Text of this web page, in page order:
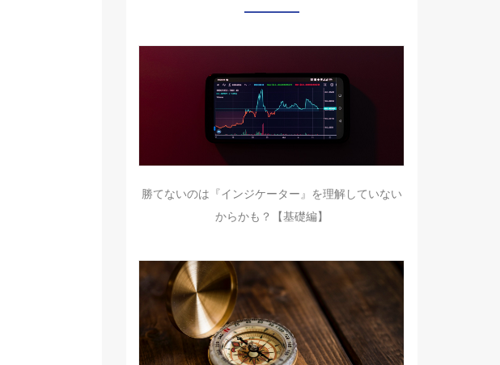
勝てないのは『インジケーター』を理解していない
からかも？【基礎編】